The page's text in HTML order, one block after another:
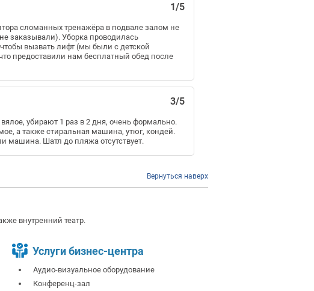
1/5
сломанных тренажёра в подвале залом не
заказывали). Уборка проводилась
вызвать лифт (мы были с детской
предоставили нам бесплатный обед после
3/5
убирают 1 раз в 2 дня, очень формально.
а также стиральная машина, утюг, кондей.
машина. Шатл до пляжа отсутствует.
Вернуться наверх
внутренний театр.
Услуги бизнес-центра
Аудио-визуальное оборудование
Конференц-зал